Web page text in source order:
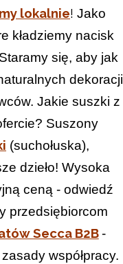
lokalnie! Jako
kładziemy nacisk
się, aby jak
dekoracji
Jakie suszki z
Suszony
(suchołuska),
dzieło! Wysoka
ceną - odwiedź
przedsiębiorcom
Secca B2B -
współpracy.